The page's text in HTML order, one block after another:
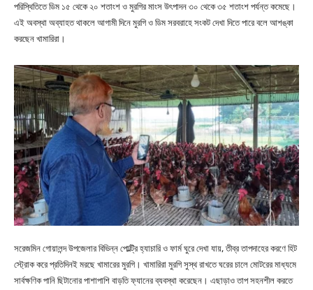
পরিস্থিতিতে ডিম ১৫ থেকে ২০ শতাংশ ও মুরগির মাংস উৎপাদন ৩০ থেকে ৩৫ শতাংশ পর্যন্ত কমেছে।
এই অবস্থা অব্যাহত থাকলে আগামী দিনে মুরগি ও ডিম সরবরাহে সংকট দেখা দিতে পারে বলে আশঙ্কা
করছেন খামারিরা।
সরেজমিন গোয়ালন্দ উপজেলার বিভিন্ন পোল্ট্রি হ্যাচারি ও ফার্ম ঘুরে দেখা যায়, তীব্র তাপদাহের করণে হিট
স্ট্রোক করে প্রতিদিনই মরছে খামারের মুরগি। খামারিরা মুরগি সুস্থ রাখতে ঘরের চালে মোটরের মাধ্যমে
সার্বক্ষণিক পানি ছিটানোর পাশাপাশি বাড়তি ফ্যানের ব্যবস্থা করেছেন। এছাড়াও তাপ সহনশীল করতে